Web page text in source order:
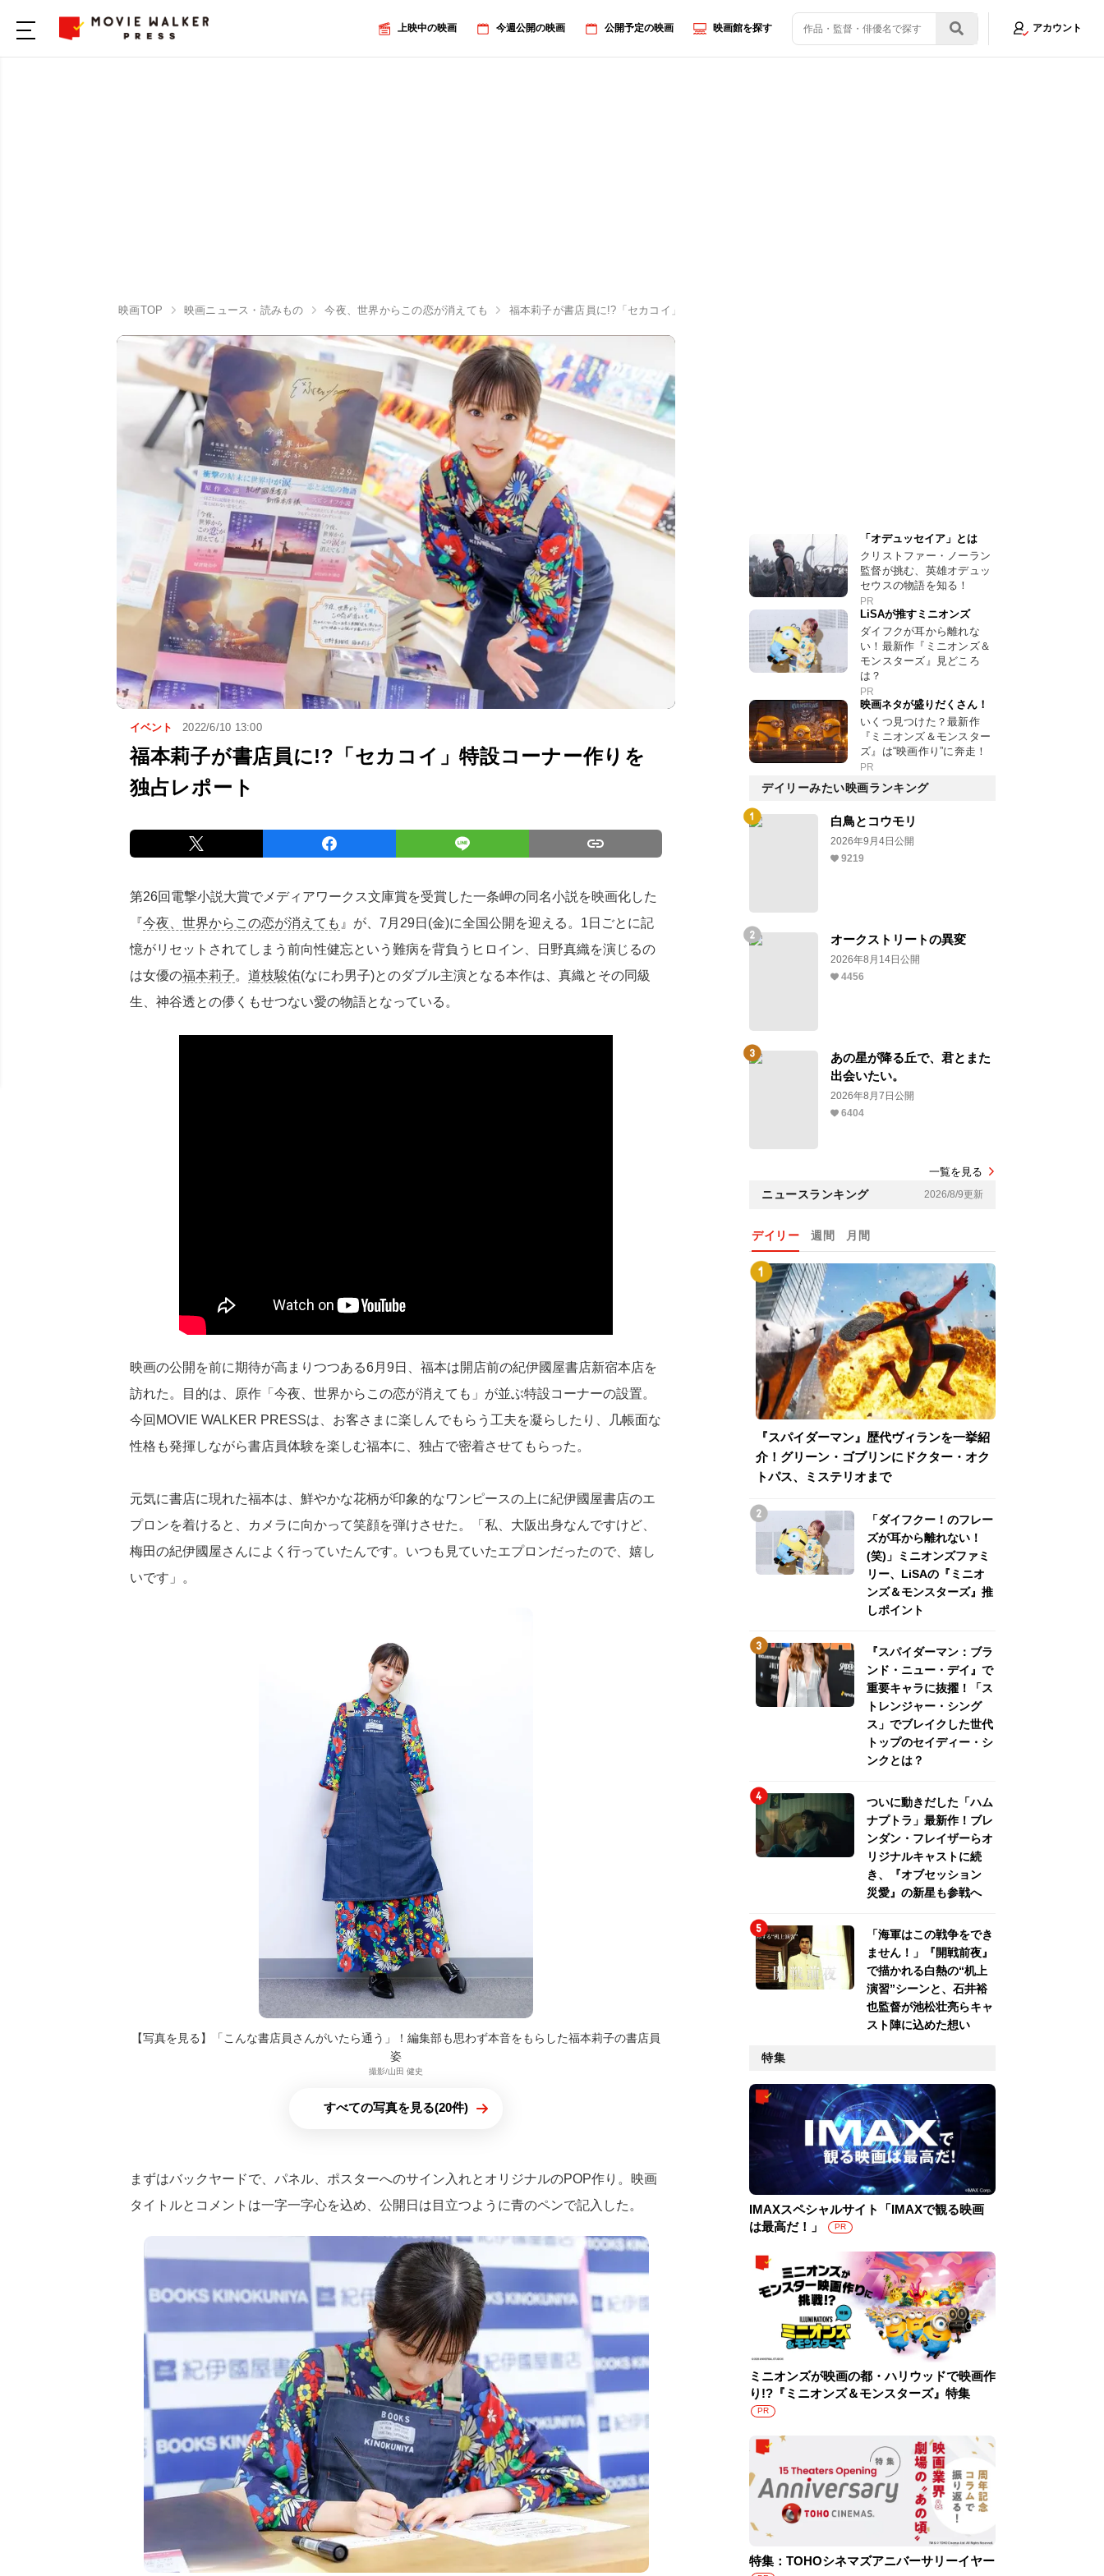
上映中の映画 今週公開の映画 公開予定の映画 映画館を探す アカウント
映画TOP 映画ニュース・読みもの 今夜、世界からこの恋が消えても 福本莉子が書店員に!?「セカコイ」特設コーナー作りを独占レポート
イベント 2022/6/10 13:00
福本莉子が書店員に!?「セカコイ」特設コーナー作りを
独占レポート
第26回電撃小説大賞でメディアワークス文庫賞を受賞した一条岬の同名小説を映画化した
『今夜、世界からこの恋が消えても 』が、7月29日(金)に全国公開を迎える。1日ごとに記
憶がリセットされてしまう前向性健忘という難病を背負うヒロイン、日野真織を演じるの
は女優の福本莉子。 道枝駿佑(なにわ男子)とのダブル主演となる本作は、真織とその同級
生、神谷透との儚くもせつない愛の物語となっている。
映画の公開を前に期待が高まりつつある6月9日、福本は開店前の紀伊國屋書店新宿本店を
訪れた。目的は、原作「今夜、世界からこの恋が消えても」が並ぶ特設コーナーの設置。
今回MOVIE WALKER PRESSは、お客さまに楽しんでもらう工夫を凝らしたり、几帳面な
性格も発揮しながら書店員体験を楽しむ福本に、独占で密着させてもらった。
元気に書店に現れた福本は、鮮やかな花柄が印象的なワンピースの上に紀伊國屋書店のエ
プロンを着けると、カメラに向かって笑顔を弾けさせた。「私、大阪出身なんですけど、
梅田の紀伊國屋さんによく行っていたんです。いつも見ていたエプロンだったので、嬉し
いです」。
【写真を見る】「こんな書店員さんがいたら通う」！編集部も思わず本音をもらした福本莉子の書店員
姿
撮影/山田 健史
すべての写真を見る(20件)
まずはバックヤードで、パネル、ポスターへのサイン入れとオリジナルのPOP作り。映画
タイトルとコメントは一字一字心を込め、公開日は目立つように青のペンで記入した。
「オデュッセイア」とは
クリストファー・ノーラン
監督が挑む、英雄オデュッ
セウスの物語を知る！
PR
LiSAが推すミニオンズ
ダイフクが耳から離れな
い！最新作『ミニオンズ＆
モンスターズ』見どころ
は？
PR
映画ネタが盛りだくさん！
いくつ見つけた？最新作
『ミニオンズ＆モンスター
ズ』は“映画作り”に奔走！
PR
デイリーみたい映画ランキング
白鳥とコウモリ
2026年9月4日公開
9219
オークストリートの異変
2026年8月14日公開
4456
あの星が降る丘で、君とまた
出会いたい。
2026年8月7日公開
6404
一覧を見る
ニュースランキング 2026/8/9更新
デイリー 週間 月間
『スパイダーマン』歴代ヴィランを一挙紹
介！グリーン・ゴブリンにドクター・オク
トパス、ミステリオまで
「ダイフクー！のフレー
ズが耳から離れない！
(笑)」ミニオンズファミ
リー、LiSAの『ミニオ
ンズ＆モンスターズ』推
しポイント
『スパイダーマン：ブラ
ンド・ニュー・デイ』で
重要キャラに抜擢！「ス
トレンジャー・シング
ス」でブレイクした世代
トップのセイディー・シ
ンクとは？
ついに動きだした「ハム
ナプトラ」最新作！ブレ
ンダン・フレイザーらオ
リジナルキャストに続
き、『オブセッション
災愛』の新星も参戦へ
「海軍はこの戦争をでき
ません！」『開戦前夜』
で描かれる白熱の“机上
演習”シーンと、石井裕
也監督が池松壮亮らキャ
スト陣に込めた想い
特集
IMAXスペシャルサイト「IMAXで観る映画
は最高だ！」
PR
ミニオンズが映画の都・ハリウッドで映画作
り!?『ミニオンズ＆モンスターズ』特集
PR
特集：TOHOシネマズアニバーサリーイヤー